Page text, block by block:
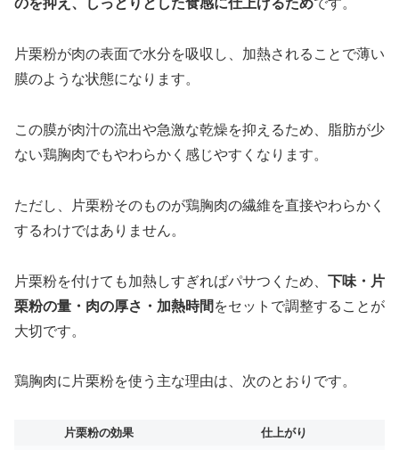
のを抑え、しっとりとした食感に仕上げるためです。
片栗粉が肉の表面で水分を吸収し、加熱されることで薄い
膜のような状態になります。
この膜が肉汁の流出や急激な乾燥を抑えるため、脂肪が少
ない鶏胸肉でもやわらかく感じやすくなります。
ただし、片栗粉そのものが鶏胸肉の繊維を直接やわらかく
するわけではありません。
片栗粉を付けても加熱しすぎればパサつくため、 下味・片
栗粉の量・肉の厚さ・加熱時間 をセットで調整することが
大切です。
鶏胸肉に片栗粉を使う主な理由は、次のとおりです。
片栗粉の効果
仕上がり